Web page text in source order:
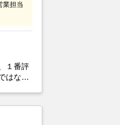
業担当
１番評
はない